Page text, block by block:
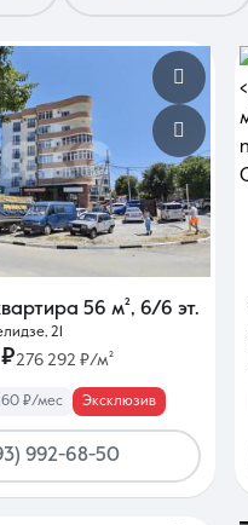
56 м², 6/6 эт.
21
276 292 ₽/м²
₽/мес Эксклюзив
992-68-50